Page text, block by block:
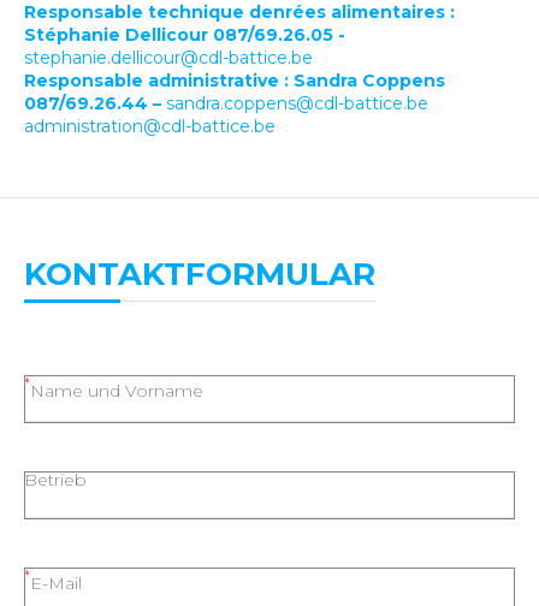
Responsable technique denrées alimentaires :
Stéphanie Dellicour 087/69.26.05 -
stephanie.dellicour@cdl-battice.be
Responsable administrative : Sandra Coppens
087/69.26.44 – sandra.coppens@cdl-battice.be
administration@cdl-battice.be
KONTAKTFORMULAR
Name und Vorname
Betrieb
E-Mail